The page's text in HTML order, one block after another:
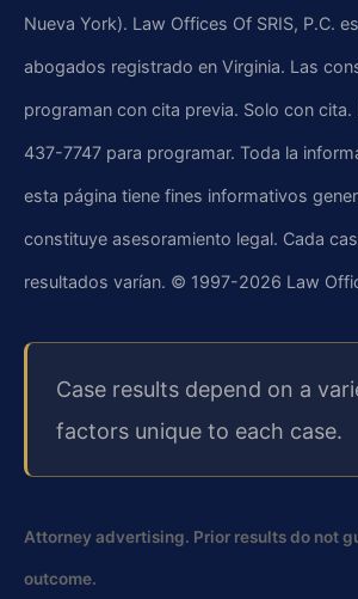
Nueva York). Law Offices Of SRIS, P.C.
abogados registrado en Virginia. Las
programan con cita previa. Solo con cita.
437-7747 para programar. Toda la
esta página tiene fines informativos
constituye asesoramiento legal. Cada
resultados varían. © 1997-2026 Law
Case results depend on a
factors unique to each case.
Attorney advertising. Prior results do not
outcome.